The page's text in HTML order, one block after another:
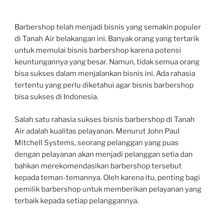
Barbershop telah menjadi bisnis yang semakin populer
di Tanah Air belakangan ini. Banyak orang yang tertarik
untuk memulai bisnis barbershop karena potensi
keuntungannya yang besar. Namun, tidak semua orang
bisa sukses dalam menjalankan bisnis ini. Ada rahasia
tertentu yang perlu diketahui agar bisnis barbershop
bisa sukses di Indonesia.
Salah satu rahasia sukses bisnis barbershop di Tanah
Air adalah kualitas pelayanan. Menurut John Paul
Mitchell Systems, seorang pelanggan yang puas
dengan pelayanan akan menjadi pelanggan setia dan
bahkan merekomendasikan barbershop tersebut
kepada teman-temannya. Oleh karena itu, penting bagi
pemilik barbershop untuk memberikan pelayanan yang
terbaik kepada setiap pelanggannya.